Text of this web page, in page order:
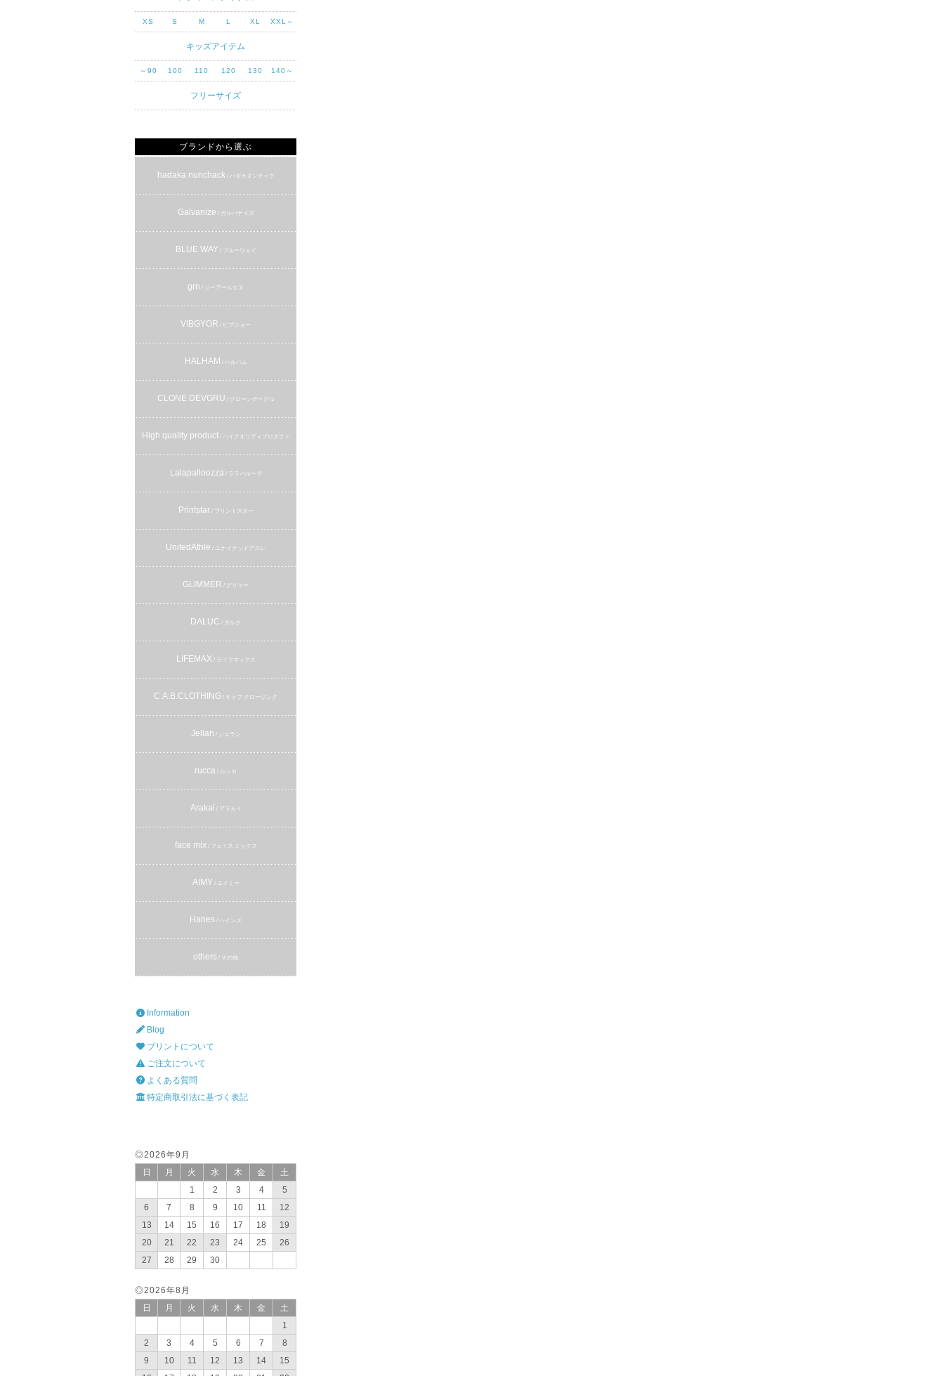
XS S M L XL XXL～
キッズアイテム
～90 100 110 120 130 140～
フリーサイズ
ブランドから選ぶ
hadaka nunchack/ ハダカヌンチャク
Galvanize / ガルバナイズ
BLUE WAY / ブルーウェイ
grn / ジーアールエヌ
VIBGYOR / ビブジョー
HALHAM / ハルハム
CLONE DEVGRU / クローンデベグル
High quality product/ ハイクオリティプロダクト
Lalapalloozza/ ララパルーザ
Printstar / プリントスター
UnitedAthle / ユナイテッドアスレ
GLIMMER / グリマー
DALUC / ダルク
LIFEMAX / ライフマックス
C.A.B.CLOTHING / キャブ クロージング
Jellan / ジェラン
rucca / ルッカ
Arakai / アラカイ
face mix/ フェイス ミックス
AIMY / エイミー
Hanes / ヘインズ
others / その他
Information
Blog
プリントについて
ご注文について
よくある質問
特定商取引法に基づく表記
◎2026年9月
日
月 火 水 木 金
土
1
2 3 4
5
6
7 8 9 10 11
12
13
14 15 16 17 18
19
20
21 22 23 24 25
26
27
28 29 30
◎2026年8月
日
月 火 水 木 金
土
1
2
3 4 5 6 7
8
9
10 11 12 13 14
15